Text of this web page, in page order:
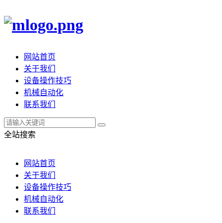
网站首页
关于我们
设备操作技巧
机械自动化
联系我们
全站搜索
网站首页
关于我们
设备操作技巧
机械自动化
联系我们